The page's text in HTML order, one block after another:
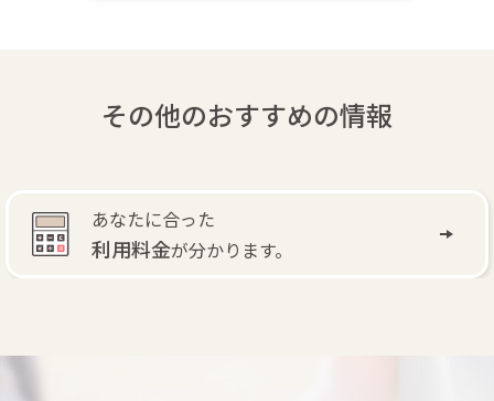
その他のおすすめの情報
あなたに合った
利用料金が分かります。